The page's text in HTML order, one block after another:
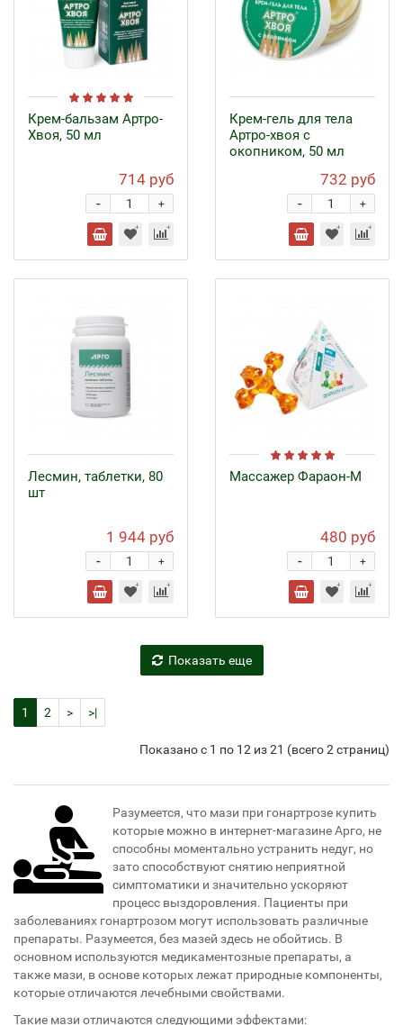
Крем-бальзам Артро-
Хвоя, 50 мл
714 руб
+
-
Крем-гель для тела
Артро-хвоя с
окопником, 50 мл
732 руб
+
-
Лесмин, таблетки, 80
шт
1 944 руб
+
-
Массажер Фараон-М
480 руб
+
-
Показать еще
1 2 > >|
Показано с 1 по 12 из 21 (всего 2 страниц)
Разумеется, что мази при гонартрозе купить
которые можно в интернет-магазине Арго, не
способны моментально устранить недуг, но
зато способствуют снятию неприятной
симптоматики и значительно ускоряют
процесс выздоровления. Пациенты при
заболеваниях гонартрозом могут использовать различные
препараты. Разумеется, без мазей здесь не обойтись. В
основном используются медикаментозные препараты, а
также мази, в основе которых лежат природные компоненты,
которые отличаются лечебными свойствами.
Такие мази отличаются следующими эффектами: